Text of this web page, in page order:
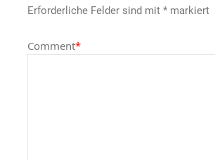
Erforderliche Felder sind mit * markiert
Comment*